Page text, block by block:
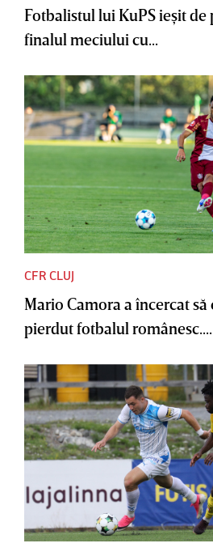
Fotbalistul lui KuPS ieşit de
finalul meciului cu...
CFR CLUJ
Mario Camora a încercat să
pierdut fotbalul românesc....